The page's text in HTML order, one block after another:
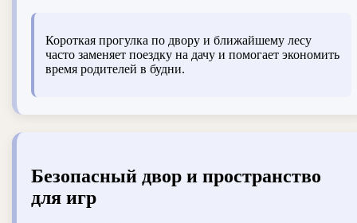
Короткая прогулка по двору и ближайшему лесу
часто заменяет поездку на дачу и помогает экономить
время родителей в будни.
Безопасный двор и пространство
для игр